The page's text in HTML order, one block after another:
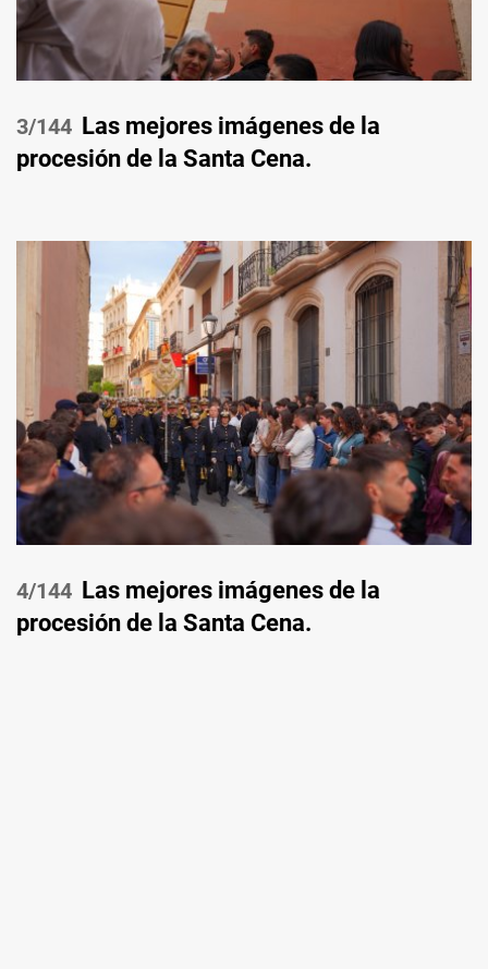
/144 Las mejores imágenes de la
procesión de la Santa Cena.
/144 Las mejores imágenes de la
procesión de la Santa Cena.